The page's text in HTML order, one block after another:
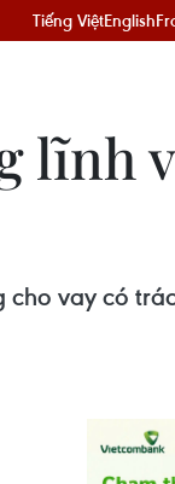
Tiếng ViệtEnglish
lĩnh
vay có